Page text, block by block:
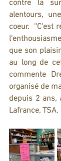
contre la
alentours,
coeur.  ''C'est
que son
au long de
commente
organisé de
depuis 2 ans,
Lafrance, TSA.